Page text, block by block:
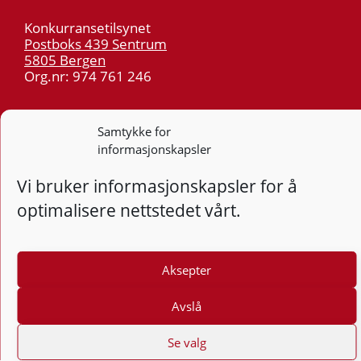
Samtykke for
informasjonskapsler
Vi bruker informasjonskapsler for å
optimalisere nettstedet vårt.
Aksepter
Avslå
Se valg
Konkurransetilsynet
Postboks 439 Sentrum
5805 Bergen
Org.nr: 974 761 246
post@kt.no